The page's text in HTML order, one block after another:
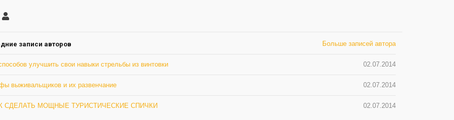
Грю
записи авторов Больше записей автора
02.07.2014
улучшить свои навыки стрельбы из винтовки
02.07.2014
выживальщиков и их развенчание
02.07.2014
СДЕЛАТЬ МОЩНЫЕ ТУРИСТИЧЕСКИЕ СПИЧКИ